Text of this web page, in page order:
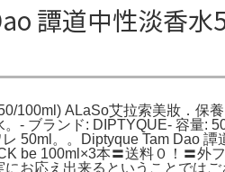
譚道中性淡香
100ml) ALaSo艾拉索美妝．保
- ブランド: DIPTYQUE- 容量:
50ml。。Diptyque Tam Dao 譚
be 100ml×3本〓送料０！〓
お応え出来るということではご